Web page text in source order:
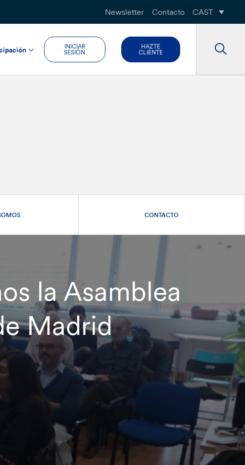
Newsletter Contacto CAST
INICIAR
SESIÓN
HAZTE
CLIENTE
CONTACTO
la Asamblea
Madrid